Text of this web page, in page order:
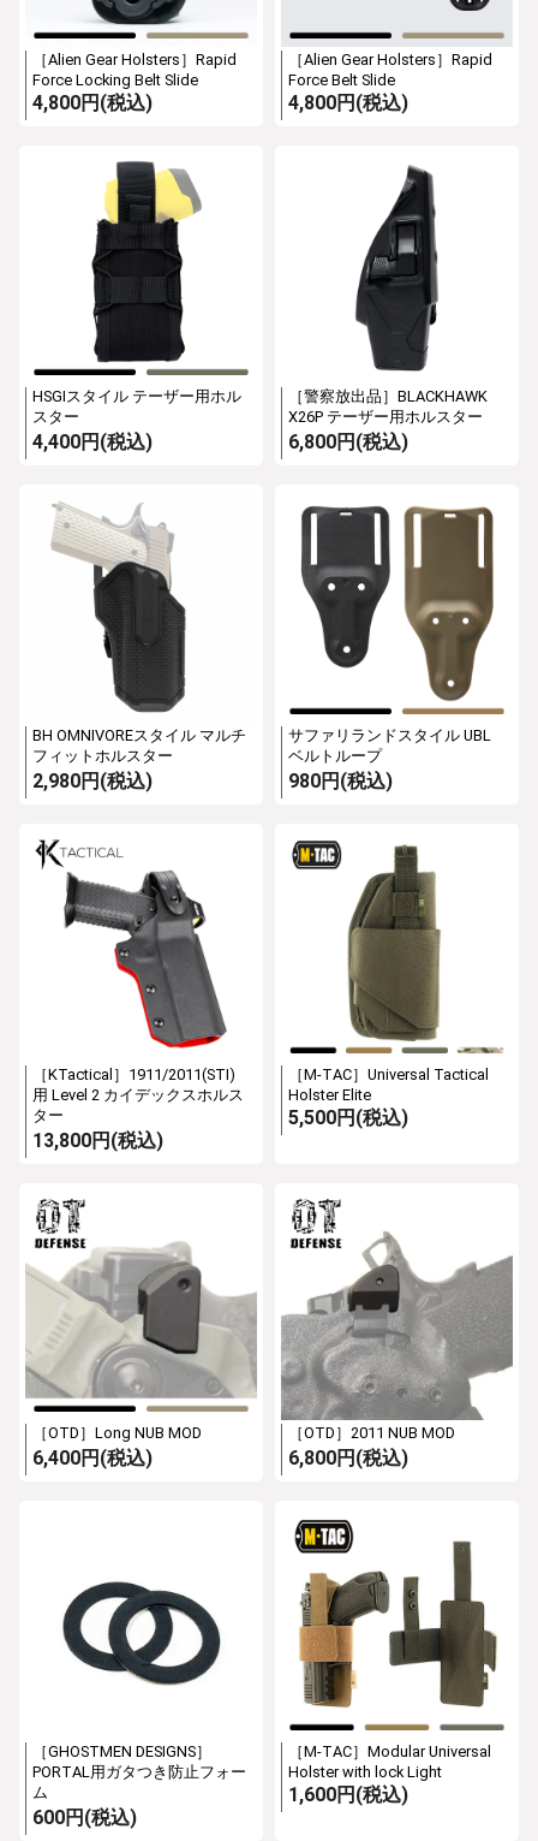
［Alien Gear Holsters］Rapid
Force Locking Belt Slide
4,800円(税込)
［Alien Gear Holsters］Rapid
Force Belt Slide
4,800円(税込)
HSGIスタイル テーザー用ホル
スター
4,400円(税込)
［警察放出品］BLACKHAWK
X26P テーザー用ホルスター
6,800円(税込)
BH OMNIVOREスタイル マルチ
フィットホルスター
2,980円(税込)
サファリランドスタイル UBL
ベルトループ
980円(税込)
［KTactical］1911/2011(STI)
用 Level 2 カイデックスホルス
ター
13,800円(税込)
［M-TAC］Universal Tactical
Holster Elite
5,500円(税込)
［OTD］Long NUB MOD
6,400円(税込)
［OTD］2011 NUB MOD
6,800円(税込)
［GHOSTMEN DESIGNS］
PORTAL用ガタつき防止フォー
ム
600円(税込)
［M-TAC］Modular Universal
Holster with lock Light
1,600円(税込)